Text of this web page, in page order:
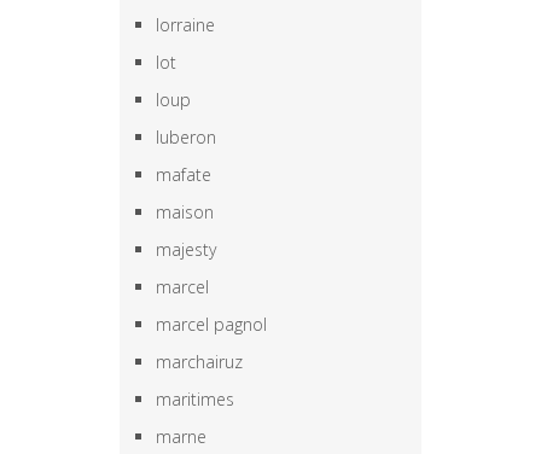
lorraine
lot
loup
luberon
mafate
maison
majesty
marcel
marcel pagnol
marchairuz
maritimes
marne